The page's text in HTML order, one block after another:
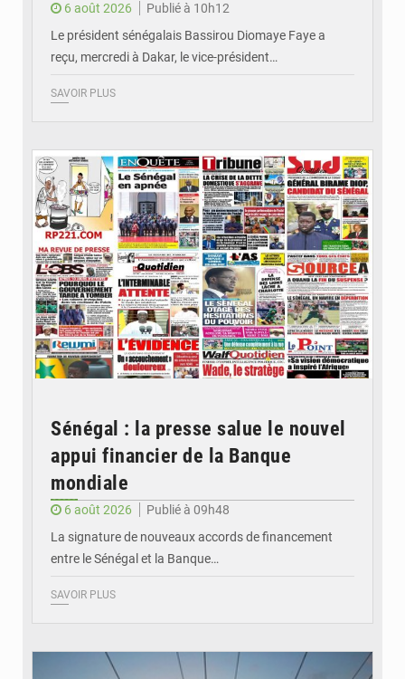
6 août 2026
Publié à 10h12
Le président sénégalais Bassirou Diomaye Faye a
reçu, mercredi à Dakar, le vice-président…
SAVOIR PLUS
Sénégal : la presse salue le nouvel
appui financier de la Banque
mondiale
6 août 2026
Publié à 09h48
La signature de nouveaux accords de financement
entre le Sénégal et la Banque…
SAVOIR PLUS